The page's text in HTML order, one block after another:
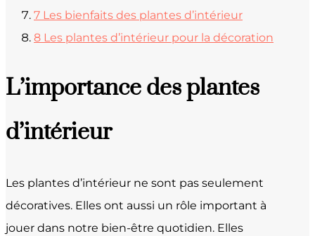
7 Les bienfaits des plantes d’intérieur
8 Les plantes d’intérieur pour la décoration
L’importance des plantes
d’intérieur
Les plantes d’intérieur ne sont pas seulement
décoratives. Elles ont aussi un rôle important à
jouer dans notre bien-être quotidien. Elles